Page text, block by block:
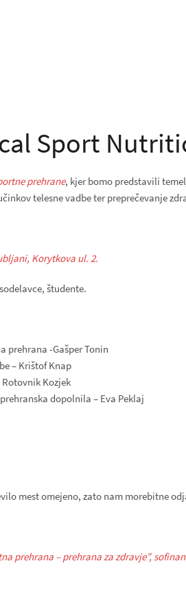
Sport
prehrane, kjer bomo predstavili
telesne vadbe ter preprečevanje
Korytkova ul. 2.
študente.
prehrana -Gašper Tonin
– Krištof Knap
Rotovnik Kozjek
dopolnila – Eva Peklaj
mest omejeno, zato nam morebitne
prehrana – prehrana za zdravje”,